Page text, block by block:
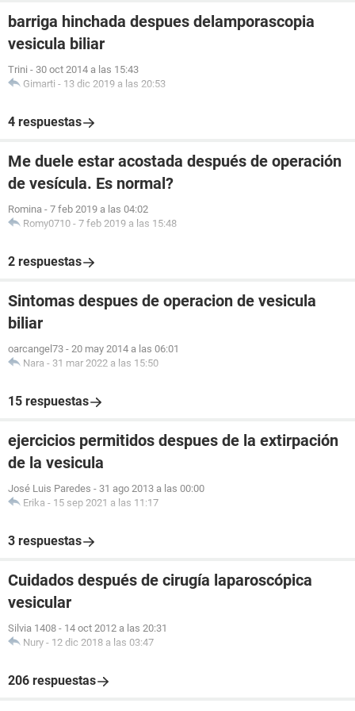
barriga hinchada despues delamporascopia
vesicula biliar
Trini - 30 oct 2014 a las 15:43
Gimarti - 13 dic 2019 a las 20:53
4 respuestas
Me duele estar acostada después de operación
de vesícula. Es normal?
Romina - 7 feb 2019 a las 04:02
Romy0710 - 7 feb 2019 a las 15:48
2 respuestas
Sintomas despues de operacion de vesicula
biliar
oarcangel73 - 20 may 2014 a las 06:01
Nara - 31 mar 2022 a las 15:50
15 respuestas
ejercicios permitidos despues de la extirpación
de la vesicula
José Luis Paredes - 31 ago 2013 a las 00:00
Erika - 15 sep 2021 a las 11:17
3 respuestas
Cuidados después de cirugía laparoscópica
vesicular
Silvia 1408 - 14 oct 2012 a las 20:31
Nury - 12 dic 2018 a las 03:47
206 respuestas